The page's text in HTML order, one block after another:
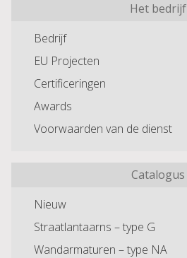
Het bedrijf
Bedrijf
EU Projecten
Certificeringen
Awards
Voorwaarden van de dienst
Catalogus
Nieuw
Straatlantaarns – type G
Wandarmaturen – type NA